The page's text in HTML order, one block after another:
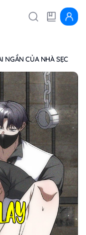
NGẮN CỦA NHÀ SẸC